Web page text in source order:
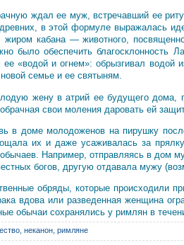
ждал ее муж, встречавший ее
в этой формуле выражалась
жиром кабана — животного,
было обеспечить благосклонность
«водой и огнем»: обрызгивал
семье и ее святыням.
жену в атрий ее будущего дома,
свои моления даровать ей
в доме молодоженов на пирушку
их и даже усаживалась за
Например, отправляясь в дом
богов, другую отдавала мужу
обряды, которые происходили
вдова или разведенная женщина
обычаи сохранялись у римлян в
неканон римляне